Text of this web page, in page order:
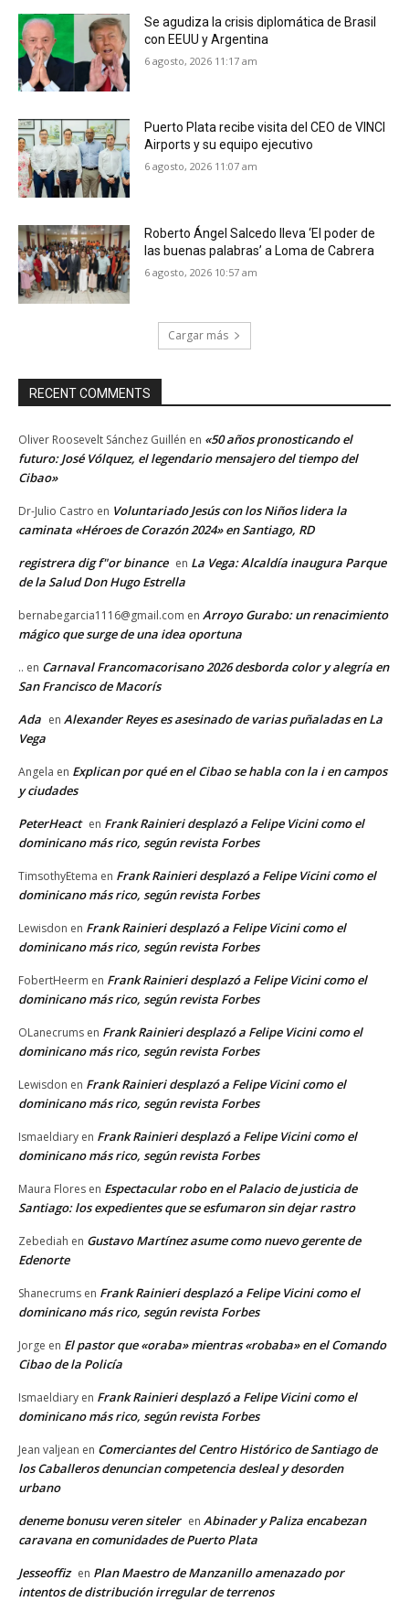
Se agudiza la crisis diplomática de Brasil
con EEUU y Argentina
6 agosto, 2026 11:17 am
Puerto Plata recibe visita del CEO de VINCI
Airports y su equipo ejecutivo
6 agosto, 2026 11:07 am
Roberto Ángel Salcedo lleva ‘El poder de
las buenas palabras’ a Loma de Cabrera
6 agosto, 2026 10:57 am
Cargar más
RECENT COMMENTS
Oliver Roosevelt Sánchez Guillén en «50 años pronosticando el
futuro: José Vólquez, el legendario mensajero del tiempo del
Cibao»
Dr-Julio Castro en Voluntariado Jesús con los Niños lidera la
caminata «Héroes de Corazón 2024» en Santiago, RD
registrera dig f"or binance en La Vega: Alcaldía inaugura Parque
de la Salud Don Hugo Estrella
bernabegarcia1116@gmail.com en Arroyo Gurabo: un renacimiento
mágico que surge de una idea oportuna
.. en Carnaval Francomacorisano 2026 desborda color y alegría en
San Francisco de Macorís
Ada en Alexander Reyes es asesinado de varias puñaladas en La
Vega
Angela en Explican por qué en el Cibao se habla con la i en campos
y ciudades
PeterHeact en Frank Rainieri desplazó a Felipe Vicini como el
dominicano más rico, según revista Forbes
TimsothyEtema en Frank Rainieri desplazó a Felipe Vicini como el
dominicano más rico, según revista Forbes
Lewisdon en Frank Rainieri desplazó a Felipe Vicini como el
dominicano más rico, según revista Forbes
FobertHeerm en Frank Rainieri desplazó a Felipe Vicini como el
dominicano más rico, según revista Forbes
OLanecrums en Frank Rainieri desplazó a Felipe Vicini como el
dominicano más rico, según revista Forbes
Lewisdon en Frank Rainieri desplazó a Felipe Vicini como el
dominicano más rico, según revista Forbes
Ismaeldiary en Frank Rainieri desplazó a Felipe Vicini como el
dominicano más rico, según revista Forbes
Maura Flores en Espectacular robo en el Palacio de justicia de
Santiago: los expedientes que se esfumaron sin dejar rastro
Zebediah en Gustavo Martínez asume como nuevo gerente de
Edenorte
Shanecrums en Frank Rainieri desplazó a Felipe Vicini como el
dominicano más rico, según revista Forbes
Jorge en El pastor que «oraba» mientras «robaba» en el Comando
Cibao de la Policía
Ismaeldiary en Frank Rainieri desplazó a Felipe Vicini como el
dominicano más rico, según revista Forbes
Jean valjean en Comerciantes del Centro Histórico de Santiago de
los Caballeros denuncian competencia desleal y desorden
urbano
deneme bonusu veren siteler en Abinader y Paliza encabezan
caravana en comunidades de Puerto Plata
Jesseoffiz en Plan Maestro de Manzanillo amenazado por
intentos de distribución irregular de terrenos